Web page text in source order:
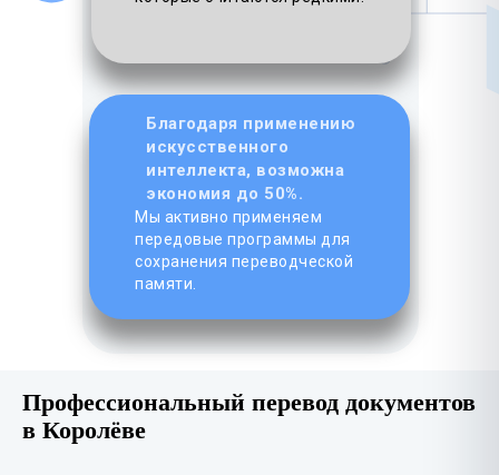
Благодаря применению
искусственного
интеллекта, возможна
экономия до 50%.
Мы активно применяем
передовые программы для
сохранения переводческой
памяти.
Профессиональный перевод документов
в Королёве